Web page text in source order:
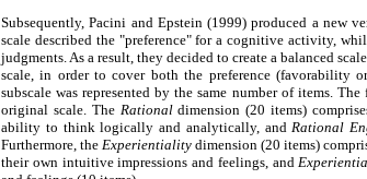
Subsequently, Pacini and Epstein (1999) produced a new
scale described the "preference" for a cognitive activity,
judgments. As a result, they decided to create a balanced
scale, in order to cover both the preference (favorability
subscale was represented by the same number of items.
original scale. The Rationaldimension (20 items)
ability to think logically and analytically, and Rational
Furthermore, the Experientiality dimension (20 items)
their own intuitive impressions and feelings, and